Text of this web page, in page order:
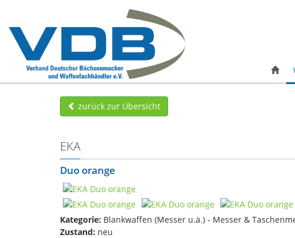
zurück zur Übersicht
EKA
Duo orange
Kategorie: Blankwaffen (Messer u.ä.) - Messer &
Zustand: neu